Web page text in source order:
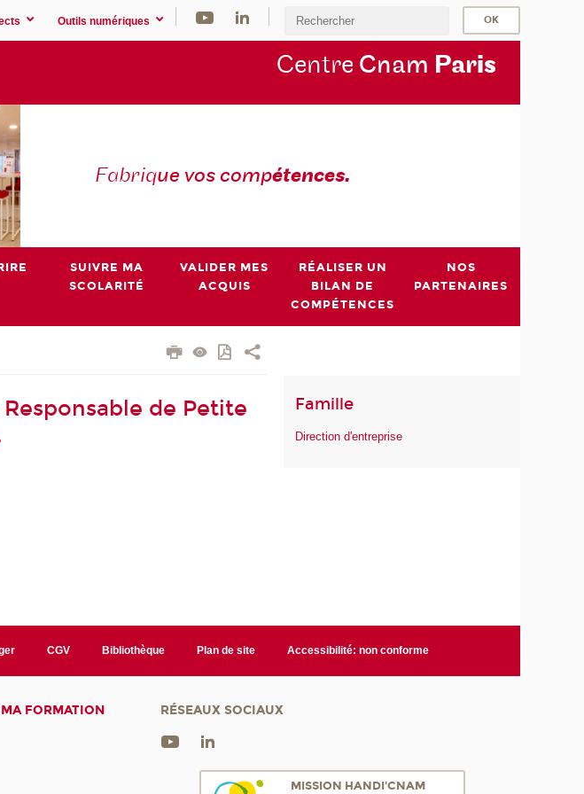
Outils numériques
Centre Cnam Paris
Fabrique vos compétences.
SUIVRE MA
SCOLARITÉ
VALIDER MES
ACQUIS
RÉALISER UN
BILAN DE
COMPÉTENCES
NOS
PARTENAIRES
de Petite
Famille
Direction d'entreprise
CGV Bibliothèque Plan de site Accessibilité: non conforme
FORMATION RÉSEAUX SOCIAUX
MISSION HANDI'CNAM